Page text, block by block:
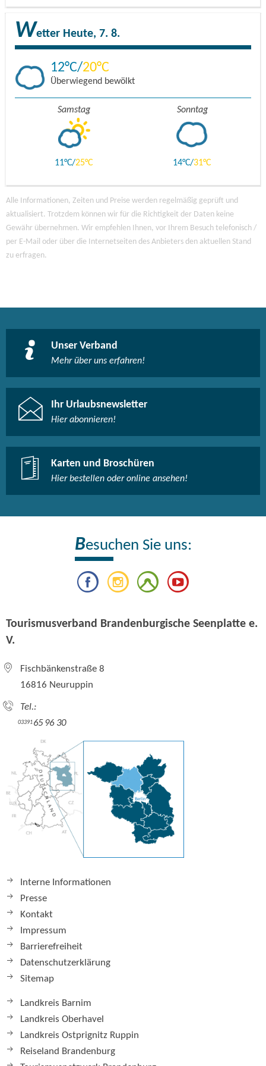
Wetter Heute, 7. 8.
12 20
Überwiegend bewölkt
Samstag
11 25
Sonntag
14 31
Alle Informationen, Zeiten und Preise werden regelmäßig geprüft und
aktualisiert. Trotzdem können wir für die Richtigkeit der Daten keine
Gewähr übernehmen. Wir empfehlen Ihnen, vor Ihrem Besuch telefonisch /
per E-Mail oder über die Internetseiten des Anbieters den aktuellen Stand
zu erfragen.
Unser Verband
Mehr über uns erfahren!
Ihr Urlaubsnewsletter
Hier abonnieren!
Karten und Broschüren
Hier bestellen oder online ansehen!
Besuchen Sie uns:
Tourismusverband Brandenburgische Seenplatte e.
V.
Fischbänkenstraße 8
16816 Neuruppin
Tel.:
0339165 96 30
Interne Informationen
Presse
Kontakt
Impressum
Barrierefreiheit
Datenschutzerklärung
Sitemap
Landkreis Barnim
Landkreis Oberhavel
Landkreis Ostprignitz Ruppin
Reiseland Brandenburg